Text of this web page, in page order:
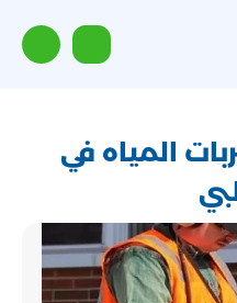
المياه في